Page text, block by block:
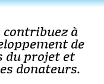
contribuez à
de
du projet et
donateurs.